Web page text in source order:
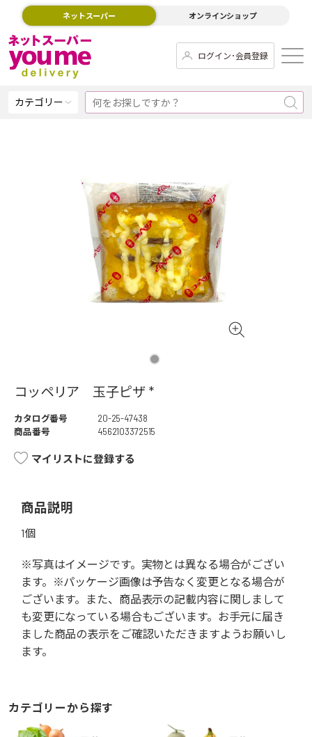
ネットスーパー オンラインショップ
ログイン･会員登録
カテゴリー
コッペリア 玉子ピザ *
カタログ番号
20-25-47438
商品番号
4562103372515
マイリストに登録する
商品説明
1個
※写真はイメージです。実物とは異なる場合がござい
ます。※パッケージ画像は予告なく変更となる場合が
ございます。また、商品表示の記載内容に関しまして
も変更になっている場合もございます。お手元に届き
ました商品の表示をご確認いただきますようお願いし
ます。
カテゴリーから探す